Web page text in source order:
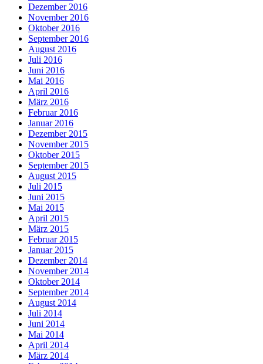
Dezember 2016
November 2016
Oktober 2016
September 2016
August 2016
Juli 2016
Juni 2016
Mai 2016
April 2016
März 2016
Februar 2016
Januar 2016
Dezember 2015
November 2015
Oktober 2015
September 2015
August 2015
Juli 2015
Juni 2015
Mai 2015
April 2015
März 2015
Februar 2015
Januar 2015
Dezember 2014
November 2014
Oktober 2014
September 2014
August 2014
Juli 2014
Juni 2014
Mai 2014
April 2014
März 2014